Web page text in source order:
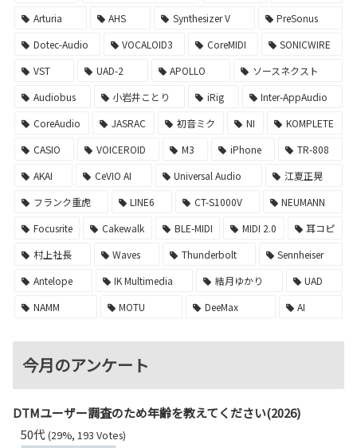
Arturia
AHS Synthesizer V
PreSonus
Dotec-Audio
VOCALOID3 CoreMIDI
SONICWIRE
VST
UAD-2 APOLLO
ソースネクスト
Audiobus
小岩井ことり iRig
Inter-AppAudio
CoreAudio
JASRAC 初音ミク NI
KOMPLETE
CASIO
VOICEROID M3 iPhone
TR-808
AKAI
CeVIO AI Universal Audio
江夏正晃
フランク重虎
LINE6 CT-S1000V
NEUMANN
Focusrite
Cakewalk BLE-MIDI MIDI 2.0
耳コピ
村上社長
Waves Thunderbolt
Sennheiser
Antelope
IK Multimedia 結月ゆかり
UAD
NAMM
MOTU DeeMax AI
今月のアンケート
DTMユーザー調査のため年齢を教えてください(2026)
50代(29%, 193 Votes)